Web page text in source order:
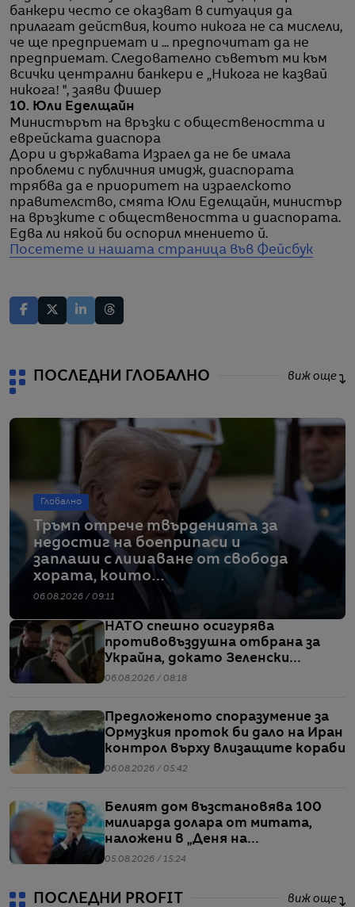
банкери често се оказват в ситуация да
прилагат действия, които никога не са мислели,
че ще предприемат и ... предпочитат да не
предприемат. Следователно съветът ми към
всички централни банкери е „Никога не казвай
никога! ", заяви Фишер
10. Юли Еделщайн
Министърът на връзки с обществеността и
еврейската диаспора
Дори и държавата Израел да не бе имала
проблеми с публичния имидж, диаспората
трябва да е приоритет на израелското
правителство, смята Юли Еделщайн, министър
на връзките с обществеността и диаспората.
Едва ли някой би оспорил мнението й.
Посетете и нашата страница във Фейсбук
ПОСЛЕДНИ ГЛОБАЛНО виж още
Глобално
Тръмп отрече твърденията за
недостиг на боеприпаси и
заплаши с лишаване от свобода
хората, които
разпространяват подобна
06.08.2026 / 09:11
НАТО спешно осигурява
противовъздушна отбрана за
Украйна, докато Зеленски
предупреждава за рязък ръст в
06.08.2026 / 08:18
Предложеното споразумение за
Ормузкия проток би дало на Иран
контрол върху влизащите кораби
06.08.2026 / 05:42
Белият дом възстановява 100
милиарда долара от митата,
наложени в „Деня на
освобождението“
05.08.2026 / 15:24
ПОСЛЕДНИ PROFIT виж още